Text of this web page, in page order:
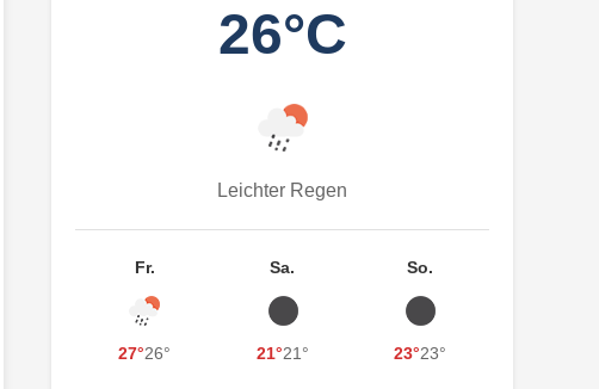
26°C
Leichter Regen
Fr.
27°26°
Sa.
21°21°
So.
23°23°